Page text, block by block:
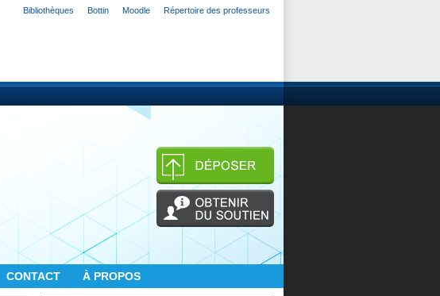
Bibliothèques Bottin Moodle Répertoire des professeurs
CONTACT À PROPOS